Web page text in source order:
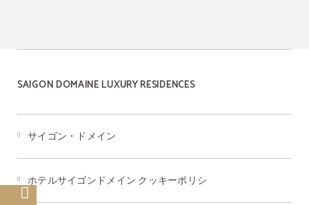
SAIGON DOMAINE LUXURY RESIDENCES
サイゴン・ドメイン
ホテルサイゴンドメイン クッキーポリシ